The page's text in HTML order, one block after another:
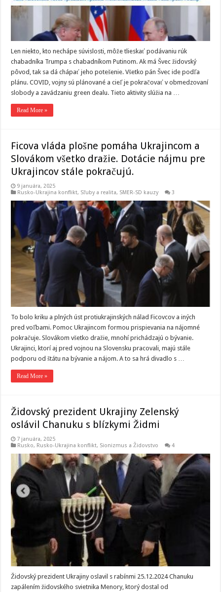
Len niekto, kto nechápe súvislosti, môže tlieskať podávaniu rúk
chabadníka Trumpa s chabadníkom Putinom. Ak má Švec židovský
pôvod, tak sa dá chápať jeho potešenie. Všetko pán Švec ide podľa
plánu. COVID, vojny sú plánované a cieľ je pokračovať v obmedzovaní
slobody a zavádzaniu green dealu. Tieto aktivity slúžia na …
Read More »
Ficova vláda plošne pomáha Ukrajincom a
Slovákom všetko dražie. Dotácie nájmu pre
Ukrajincov stále pokračujú.
9 januára, 2025
Rusko-Ukrajina konflikt, Sľuby a realita, SMER-SD kauzy 3
To bolo kriku a plných úst protiukrajinských nálad Ficovcov a iných
pred voľbami. Pomoc Ukrajincom formou prispievania na nájomné
pokračuje. Slovákom všetko dražie, mnohí prichádzajú o bývanie.
Ukrajinci, ktorí aj pred vojnou na Slovensku pracovali, majú stále
podporu od štátu na bývanie a nájom. A to sa hrá divadlo s …
Read More »
Židovský prezident Ukrajiny Zelenský
oslávil Chanuku s blízkymi Židmi
7 januára, 2025
Rusko, Rusko-Ukrajina konflikt, Sionizmus a Židovstvo 4
Židovský prezident Ukrajiny oslavil s rabínmi 25.12.2024 Chanuku
zapálením židovského svietnika Menory, ktorý dostal od